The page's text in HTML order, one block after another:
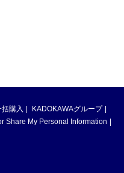
購入
KADOKAWAグループ
Share My Personal Information